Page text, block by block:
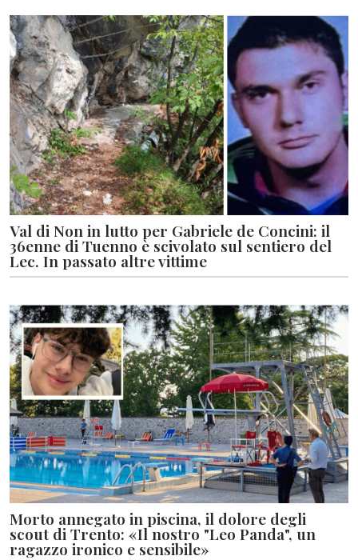
Val di Non in lutto per Gabriele de Concini: il
36enne di Tuenno è scivolato sul sentiero del
Lec. In passato altre vittime
Morto annegato in piscina, il dolore degli
scout di Trento: «Il nostro "Leo Panda", un
ragazzo ironico e sensibile»